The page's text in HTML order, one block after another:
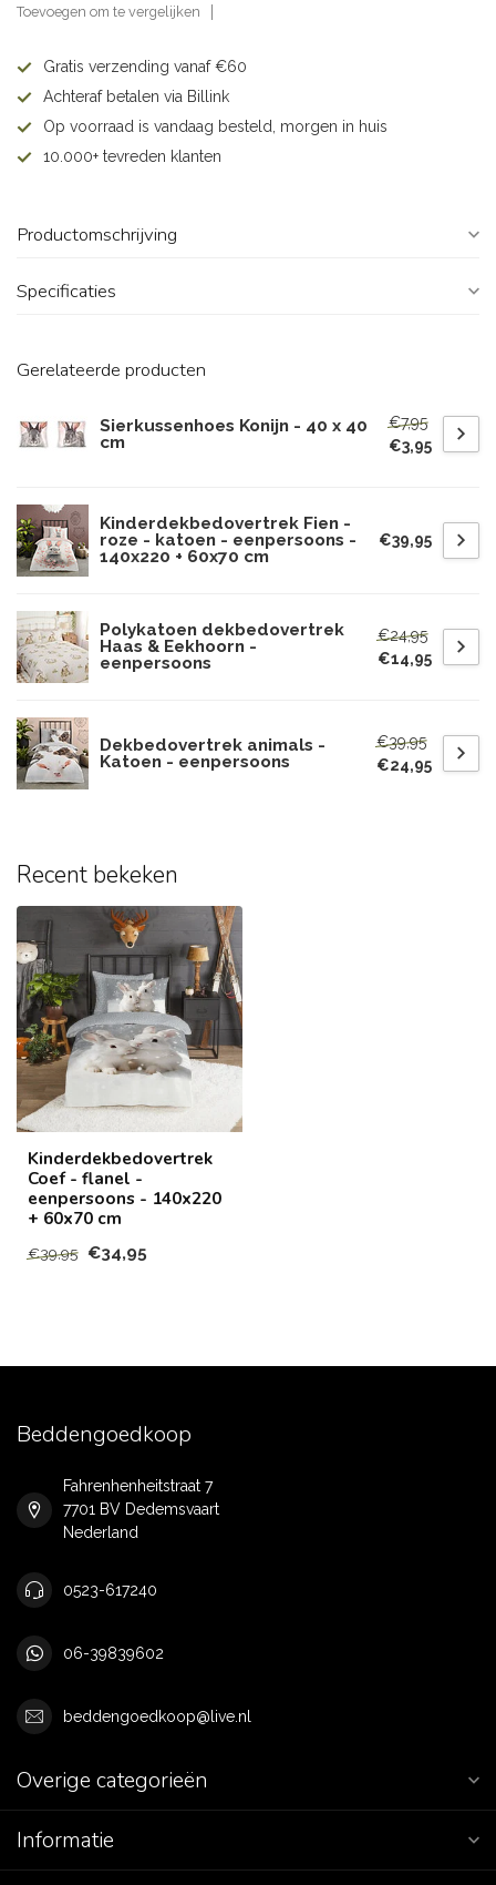
Toevoegen om te vergelijken
Gratis verzending vanaf €60
Achteraf betalen via Billink
Op voorraad is vandaag besteld, morgen in huis
10.000+ tevreden klanten
Productomschrijving
Specificaties
Gerelateerde producten
Sierkussenhoes Konijn - 40 x 40
cm
€7,95
€3,95
Kinderdekbedovertrek Fien -
roze - katoen - eenpersoons -
140x220 + 60x70 cm
€39,95
Polykatoen dekbedovertrek
Haas & Eekhoorn -
eenpersoons
€24,95
€14,95
Dekbedovertrek animals -
Katoen - eenpersoons
€39,95
€24,95
Recent bekeken
Kinderdekbedovertrek
Coef - flanel -
eenpersoons - 140x220
+ 60x70 cm
€39,95 €34,95
Beddengoedkoop
Fahrenhenheitstraat 7
7701 BV Dedemsvaart
Nederland
0523-617240
06-39839602
beddengoedkoop@live.nl
Overige categorieën
Informatie